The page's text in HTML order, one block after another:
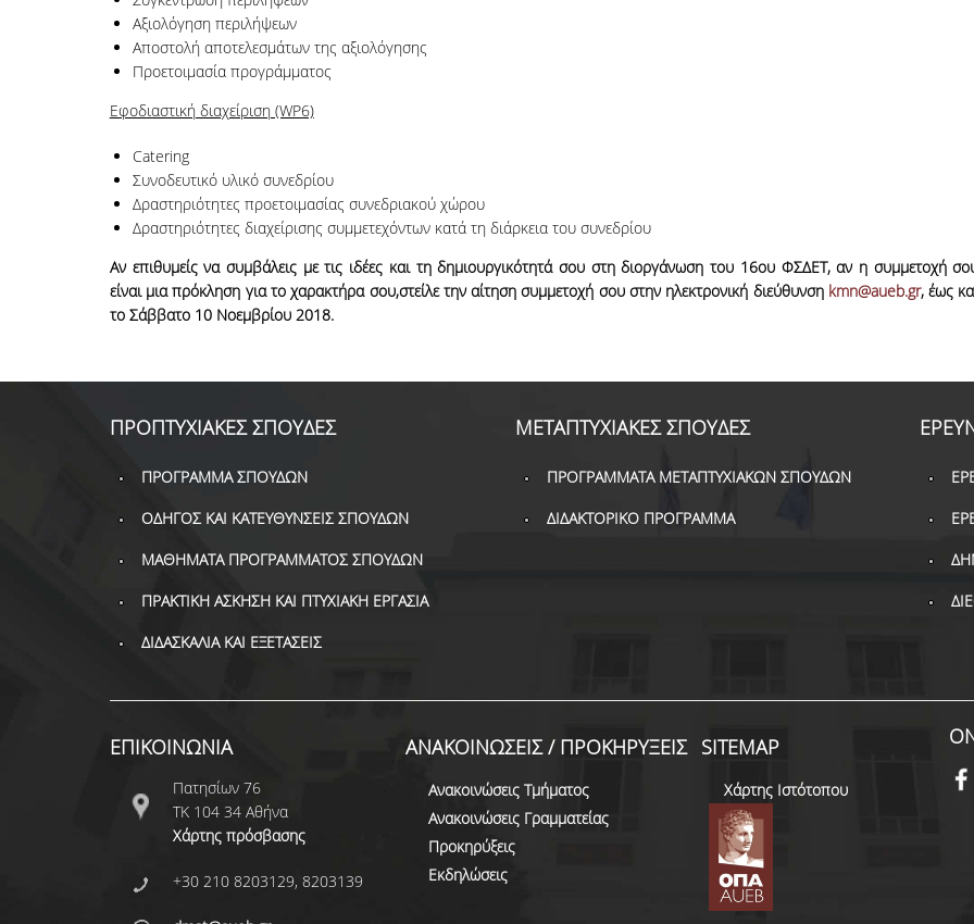
Αξιολόγηση περιλήψεων
Αποστολή αποτελεσμάτων της αξιολόγησης
Προετοιμασία προγράμματος
Εφοδιαστική διαχείριση (WP6)
Catering
Συνοδευτικό υλικό συνεδρίου
Δραστηριότητες προετοιμασίας συνεδριακού χώρου
Δραστηριότητες διαχείρισης συμμετεχόντων κατά τη διάρκεια του συνεδρίου
Αν επιθυμείς να συμβάλεις με τις ιδέες και τη δημιουργικότητά σου στη διοργάνωση του 16ουΦΣΔΕΤ, αν η συμμετοχή
είναι μια πρόκληση για το χαρακτήρα σου,στείλε την αίτηση συμμετοχή σου στην ηλεκτρονική διεύθυνση kmn@aueb.gr, έως
το Σάββατο 10 Νοεμβρίου 2018.
ΠΡΟΠΤΥΧΙΑΚΕΣ ΣΠΟΥΔΕΣ
ΠΡΟΓΡΑΜΜΑ ΣΠΟΥΔΩΝ
ΟΔΗΓΟΣ ΚΑΙ ΚΑΤΕΥΘΥΝΣΕΙΣ ΣΠΟΥΔΩΝ
ΜΑΘΗΜΑΤΑ ΠΡΟΓΡΑΜΜΑΤΟΣ ΣΠΟΥΔΩΝ
ΠΡΑΚΤΙΚΗ ΑΣΚΗΣΗ ΚΑΙ ΠΤΥΧΙΑΚΗ ΕΡΓΑΣΙΑ
ΔΙΔΑΣΚΑΛΙΑ ΚΑΙ ΕΞΕΤΑΣΕΙΣ
ΜΕΤΑΠΤΥΧΙΑΚΕΣ ΣΠΟΥΔΕΣ
ΠΡΟΓΡΑΜΜΑΤΑ ΜΕΤΑΠΤΥΧΙΑΚΩΝ ΣΠΟΥΔΩΝ
ΔΙΔΑΚΤΟΡΙΚΟ ΠΡΟΓΡΑΜΜΑ
ΕΠΙΚΟΙΝΩΝΙΑ
Πατησίων 76
ΤΚ 104 34 Αθήνα
Χάρτης πρόσβασης
+30 210 8203129, 8203139
ΑΝΑΚΟΙΝΩΣΕΙΣ / ΠΡΟΚΗΡΥΞΕΙΣ
Ανακοινώσεις Τμήματος
Ανακοινώσεις Γραμματείας
Προκηρύξεις
Εκδηλώσεις
SITEMAP
Χάρτης Ιστότοπου